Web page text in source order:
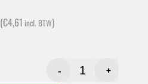
(€4,61 incl. BTW)
-
+